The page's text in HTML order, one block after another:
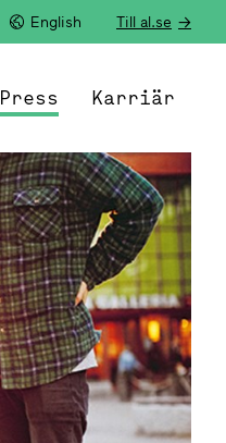
English Till al.se
Press Karriär